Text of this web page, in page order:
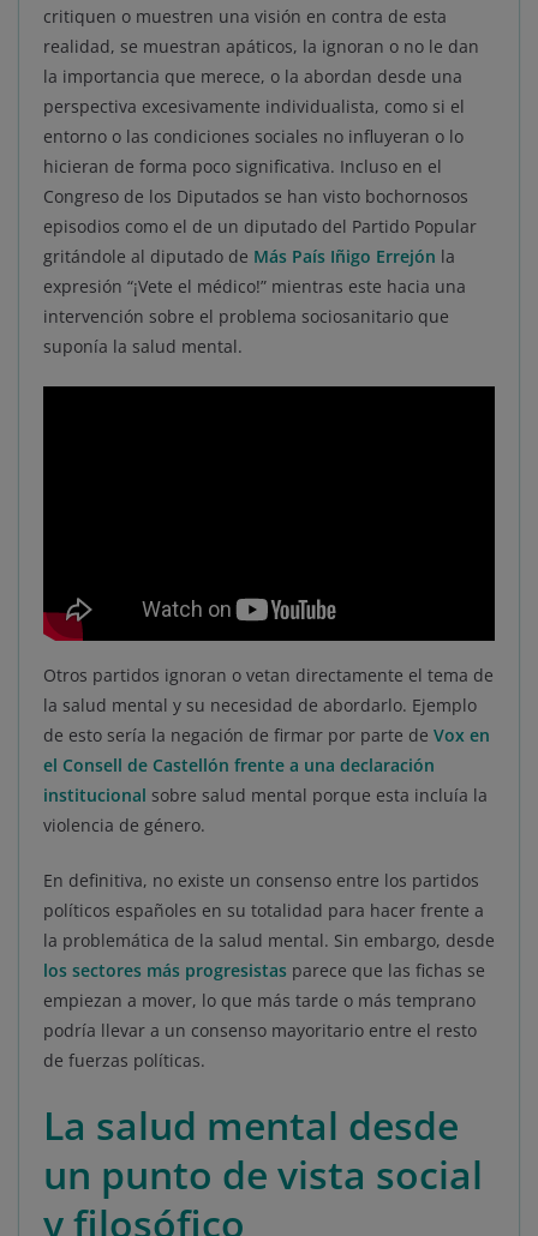
critiquen o muestren una visión en contra de esta
realidad, se muestran apáticos, la ignoran o no le dan
la importancia que merece, o la abordan desde una
perspectiva excesivamente individualista, como si el
entorno o las condiciones sociales no influyeran o lo
hicieran de forma poco significativa. Incluso en el
Congreso de los Diputados se han visto bochornosos
episodios como el de un diputado del Partido Popular
gritándole al diputado de Más País Iñigo Errejón la
expresión “¡Vete el médico!” mientras este hacia una
intervención sobre el problema sociosanitario que
suponía la salud mental.
Otros partidos ignoran o vetan directamente el tema de
la salud mental y su necesidad de abordarlo. Ejemplo
de esto sería la negación de firmar por parte de Vox en
el Consell de Castellón frente a una declaración
institucional sobre salud mental porque esta incluía la
violencia de género.
En definitiva, no existe un consenso entre los partidos
políticos españoles en su totalidad para hacer frente a
la problemática de la salud mental. Sin embargo, desde
los sectores más progresistas parece que las fichas se
empiezan a mover, lo que más tarde o más temprano
podría llevar a un consenso mayoritario entre el resto
de fuerzas políticas.
La salud mental desde
un punto de vista social
y filosófico